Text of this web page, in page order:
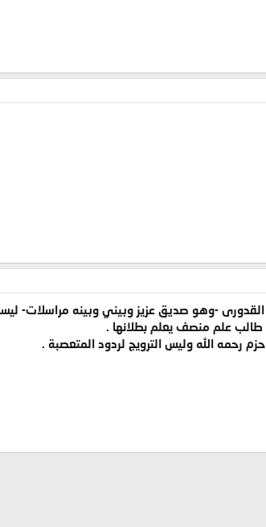
-وهو صديق عزيز وبيني وبينه مراسلات-
علم منصف يعلم بطلانها .
الله وليس الترويج لردود المتعصبة .